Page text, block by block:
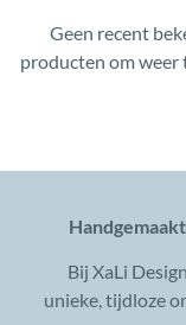
Geen recent
producten om weer
Bij XaLi
unieke, tijdloze